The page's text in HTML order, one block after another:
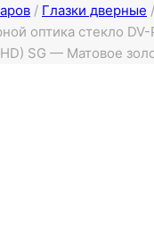
/ Глазки дверные /
оптика стекло DV-
SG — Матовое